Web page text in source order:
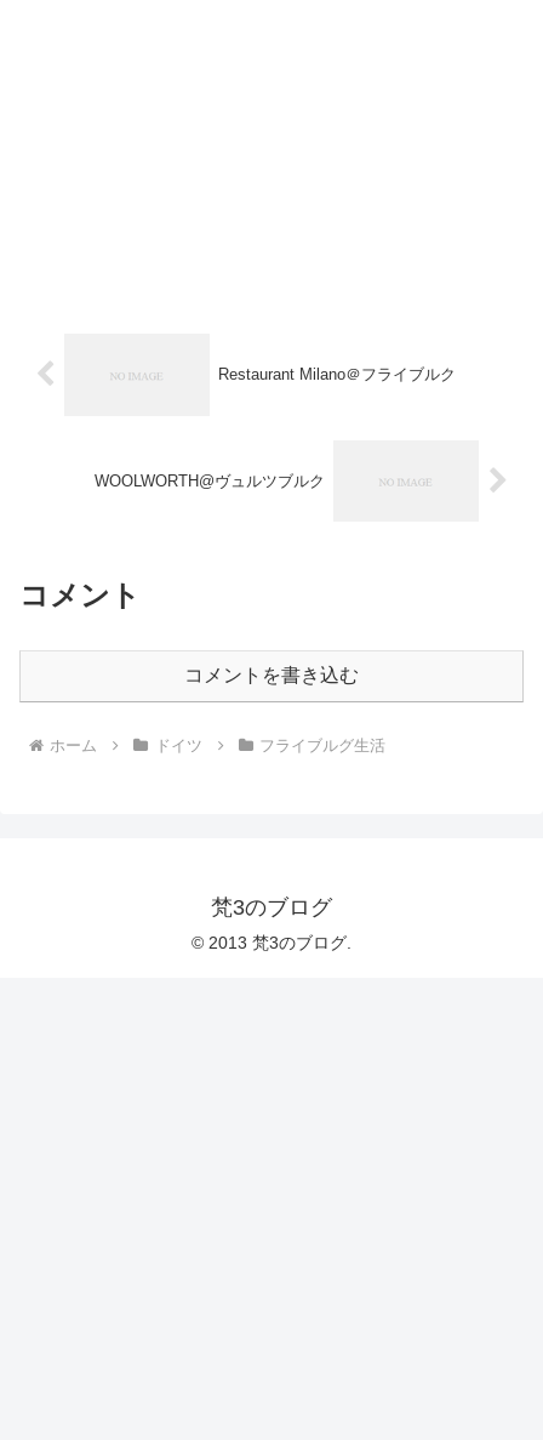
Restaurant Milano＠フライブルク
WOOLWORTH@ヴュルツブルク
コメント
コメントを書き込む
ホーム ドイツ フライブルグ生活
梵3のブログ
© 2013 梵3のブログ.